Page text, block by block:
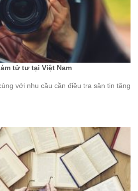
tử tư tại Việt Nam
với nhu cầu cần điều tra săn tin tăng